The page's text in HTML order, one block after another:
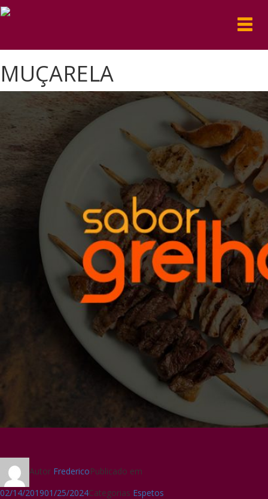
MUÇARELA
Autor FredericoPublicado em
02/14/201901/25/2024Categorias Espetos